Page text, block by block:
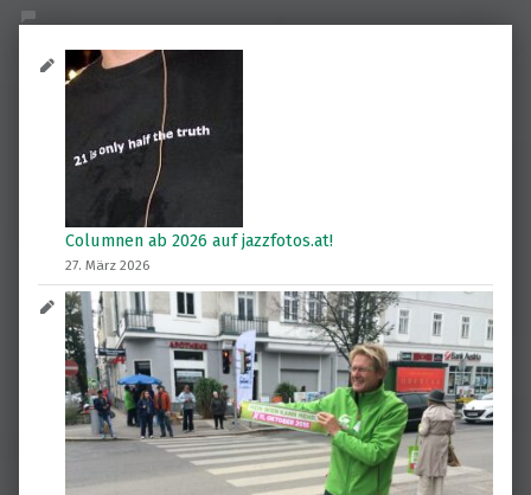
Columnen ab 2026 auf jazzfotos.at!
27. März 2026